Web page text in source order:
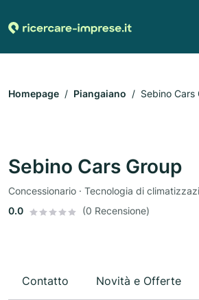
Homepage Piangaiano Sebino Cars
Sebino Cars Group
Concessionario · Tecnologia di
0.0
(0 Recensione)
Contatto Novità e Offerte